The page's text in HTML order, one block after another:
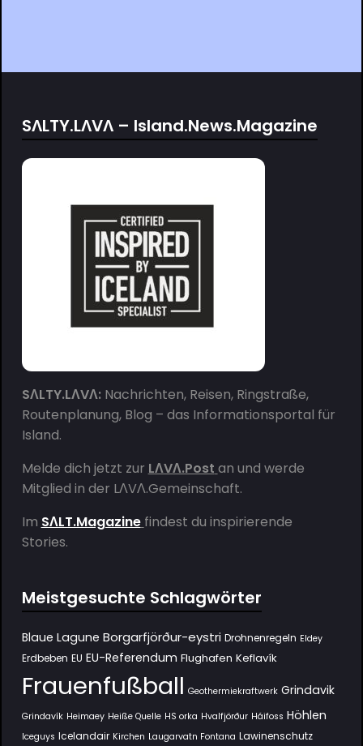
SΛLTY.LΛVΛ – Island.News.Magazine
SΛLTY.LΛVΛ:Nachrichten, Reisen, Ringstraße,
Routenplanung, Blog – das Informationsportal für
Island.
Melde dich jetzt zur LΛVΛ.Post an und werde
Mitglied in der LΛVΛ.Gemeinschaft.
Im SΛLT.Magazine findest du inspirierende
Stories.
Meistgesuchte Schlagwörter
Blaue Lagune Borgarfjörður-eystri Drohnenregeln Eldey
Erdbeben EU EU-Referendum Flughafen Keflavík
Frauenfußball Geothermiekraftwerk Grindavik
Grindavík Heimaey Heiße Quelle HS orka Hvalfjörður Háifoss Höhlen
Iceguys Icelandair Kirchen Laugarvatn Fontana Lawinenschutz